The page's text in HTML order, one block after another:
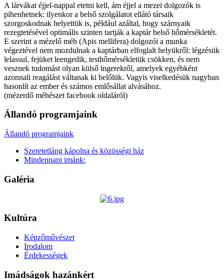
A lárvákat éjjel-nappal etetni kell, ám éjjel a mezei dolgozók is
pihenhetnek: ilyenkor a belső szolgálatot ellátó társaik
szorgoskodnak helyettük is, például azáltal, hogy szárnyaik
rezegtetésével optimális szinten tartják a kaptár belső hőmérsékletét.
E szerint a mézelő méh (Apis mellifera) dolgozói a munka
végeztével nem mozdulnak a kaptárban elfoglalt helyükről: légzésük
lelassul, fejüket leengedik, testhőmérsékletük csökken, és nem
vesznek tudomást olyan külső ingerekről, amelyek egyébként
azonnali reagálást váltanak ki belőlük. Vagyis viselkedésük nagyban
hasonlít az ember és számos emlősállat alvásához.
(mézerdő méhészet facebook oldaláról)
Állandó programjaink
Állandó programjaink
Szeretetláng kápolna és közösségi ház
Mindennapi imánk:
Galéria
Kultúra
Képzőművészet
Irodalom
Érdekességek
Imádságok hazánkért